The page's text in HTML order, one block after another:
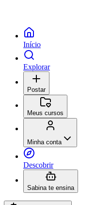
Início
Explorar
Postar
Meus cursos
Minha conta
Descobrir
Sabina te ensina